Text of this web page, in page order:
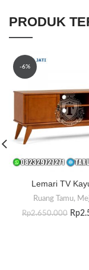
PRODUK
-6%
Lemari TV
Ruang Tamu,
Rp2.650.000 Rp